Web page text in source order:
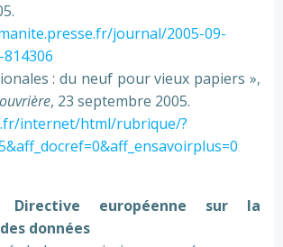
journal/2005-09-
: du neuf pour vieux papiers »,
, 23 septembre 2005.
internet/html/rubrique/?
Directive européenne sur la
données